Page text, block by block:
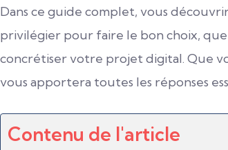
Dans ce guide complet, vous
privilégier pour faire le bon choix,
concrétiser votre projet digital. Que
vous apportera toutes les réponses
Contenu de l'article